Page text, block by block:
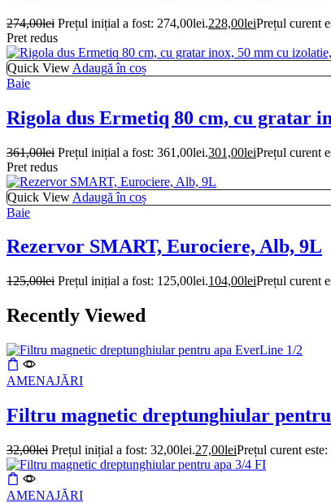
274,00lei Prețul inițial a fost: 274,00lei.228,00leiPrețul curent
Pret redus
Quick View Adaugă în coș
Baie
Rigola dus Ermetiq 80 cm, cu gratar
361,00lei Prețul inițial a fost: 361,00lei.301,00leiPrețul curent
Pret redus
Quick View Adaugă în coș
Baie
Rezervor SMART, Eurociere, Alb, 9L
125,00lei Prețul inițial a fost: 125,00lei.104,00leiPrețul curent
Recently Viewed
AMENAJĂRI
Filtru magnetic dreptunghiular
32,00lei Prețul inițial a fost: 32,00lei.27,00leiPrețul curent
AMENAJĂRI